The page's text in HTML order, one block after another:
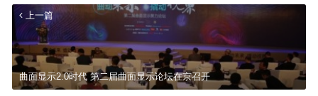
上一篇
曲面显示2.0时代 第二届曲面显示论坛在京召开